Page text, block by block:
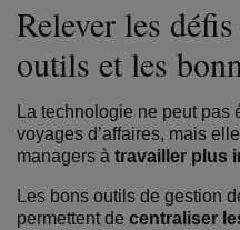
Relever les
outils et les
La technologie ne peut pas
voyages d’affaires, mais
managers à travailler plus
Les bons outils de gestion
permettent de centraliser